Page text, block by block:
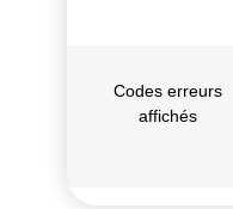
Codes erreurs
affichés